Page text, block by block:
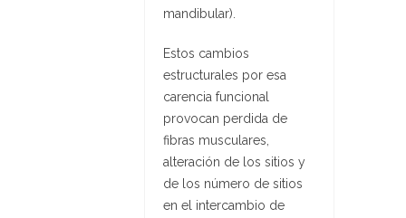
mandibular).
Estos cambios
estructurales por esa
carencia funcional
provocan perdida de
fibras musculares,
alteración de los sitios y
de los número de sitios
en el intercambio de